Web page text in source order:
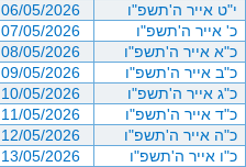
י"ט אייר ה'תשפ"ו
06/05/2026
כ' אייר ה'תשפ"ו
07/05/2026
כ"א אייר ה'תשפ"ו
08/05/2026
כ"ב אייר ה'תשפ"ו
09/05/2026
כ"ג אייר ה'תשפ"ו
10/05/2026
כ"ד אייר ה'תשפ"ו
11/05/2026
כ"ה אייר ה'תשפ"ו
12/05/2026
כ"ו אייר ה'תשפ"ו
13/05/2026